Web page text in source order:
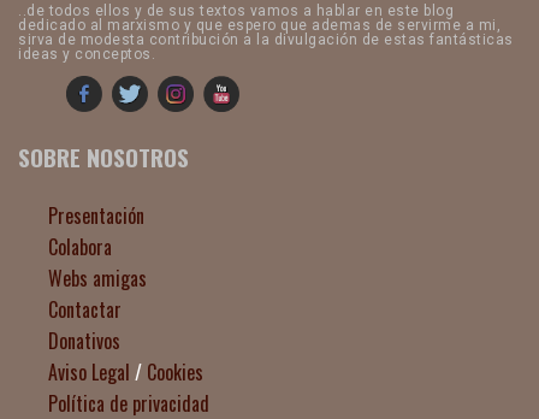
..de todos ellos y de sus textos vamos a hablar en este blog
dedicado al marxismo y que espero que ademas de servirme a mi,
sirva de modesta contribución a la divulgación de estas fantásticas
ideas y conceptos.
SOBRE NOSOTROS
Presentación
Colabora
Webs amigas
Contactar
Donativos
Aviso Legal / Cookies
Política de privacidad